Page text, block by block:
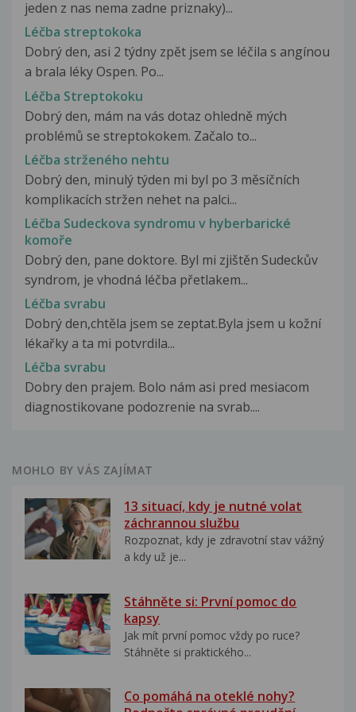
jeden z nas nema zadne priznaky)...
Léčba streptokoka
Dobrý den, asi 2 týdny zpět jsem se léčila s angínou
a brala léky Ospen. Po...
Léčba Streptokoku
Dobrý den, mám na vás dotaz ohledně mých
problémů se streptokokem. Začalo to...
Léčba strženého nehtu
Dobrý den, minulý týden mi byl po 3 měsíčních
komplikacích stržen nehet na palci...
Léčba Sudeckova syndromu v hyberbarické
komoře
Dobrý den, pane doktore. Byl mi zjištěn Sudeckův
syndrom, je vhodná léčba přetlakem...
Léčba svrabu
Dobrý den,chtěla jsem se zeptat.Byla jsem u kožní
lékařky a ta mi potvrdila...
Léčba svrabu
Dobry den prajem. Bolo nám asi pred mesiacom
diagnostikovane podozrenie na svrab....
MOHLO BY VÁS ZAJÍMAT
13 situací, kdy je nutné volat
záchrannou službu
Rozpoznat, kdy je zdravotní stav vážný
a kdy už je...
Stáhněte si: První pomoc do
kapsy
Jak mít první pomoc vždy po ruce?
Stáhněte si praktického...
Co pomáhá na oteklé nohy?